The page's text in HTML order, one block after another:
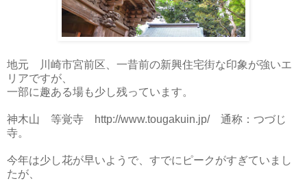
地元 川崎市宮前区、一昔前の新興住宅街な印象が強いエ
リアですが、
一部に趣ある場も少し残っています。
神木山 等覚寺 http://www.tougakuin.jp/ 通称：つづじ
寺。
今年は少し花が早いようで、すでにピークがすぎていまし
たが、